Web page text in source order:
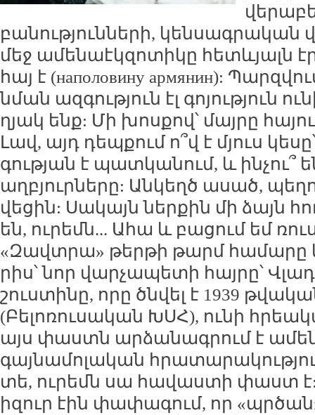
բա­նու­թյուն­նե­րի, կեն­սագ­րա­կան
մեջ ա­մե­նաէկ­զո­տի­կը հետևյալն
հայ է (наполовину армянин):
նման ազ­գու­թյուն էլ գո­յու­թյուն
ղյակ ենք: Մի խոս­քով՝ մայ­րը
Լավ, այդ դեպ­քում ո՞վ է մյուս
գու­թյան է պատ­կա­նում, և ին­չու՞
աղ­բյուր­նե­րը: Ան­կեղծ ա­սած,
վե­ցին: Սա­կայն ներ­քին մի ձայն
են, ու­րեմն... Ա­հա և բա­ցում եմ
«Զավտ­րա» թեր­թի թարմ հա­մա­րը
րիս՝ նոր վար­չա­պե­տի հայ­րը՝
շուս­տի­նը, ո­րը ծն­վել է 1939
(Բե­լո­ռու­սա­կան ԽՍՀ), ու­նի
այս փաստն ար­ձա­նագ­րում է
գայ­նա­մո­լա­կան
տե, ու­րեմն սա հա­վաս­տի փաստ է:
ի­զուր էին փա­փա­գում, որ